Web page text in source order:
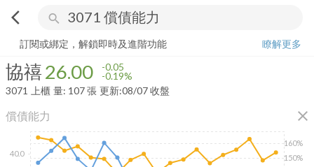
arrow_back_ios search
協禧 26.00-0.19%
訂閱或綁定，解鎖即時及進階功能
瞭解更多
協禧26.00 -0.05
-0.19%
3071
上櫃 量: 107張 更新:08/07 收盤
償債能力 close
150%
160%
40.0